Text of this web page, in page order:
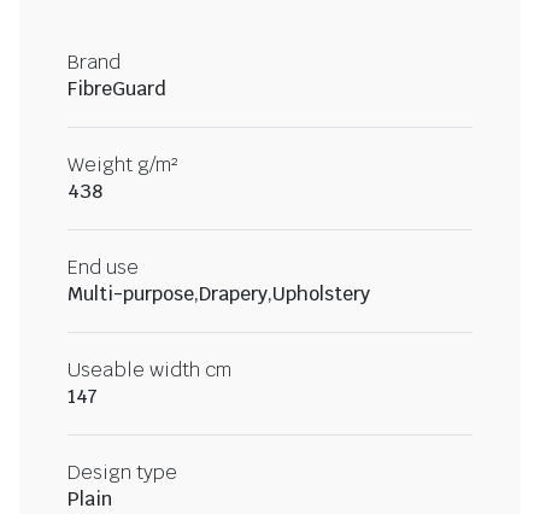
Brand
FibreGuard
Weight g/m²
438
End use
Multi-purpose,Drapery,Upholstery
Useable width cm
147
Design type
Plain